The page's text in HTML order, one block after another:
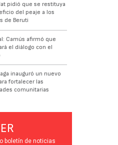
pidió que se restituya
del peaje a los
de Beruti
Camús afirmó que
el diálogo con el
inauguró un nuevo
fortalecer las
comunitarias
boletín de noticias